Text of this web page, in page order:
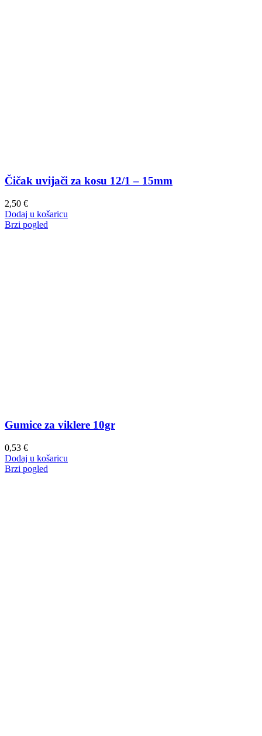
Čičak uvijači za kosu 12/1 – 15mm
2,50 €
Dodaj u košaricu
Brzi pogled
Gumice za viklere 10gr
0,53 €
Dodaj u košaricu
Brzi pogled